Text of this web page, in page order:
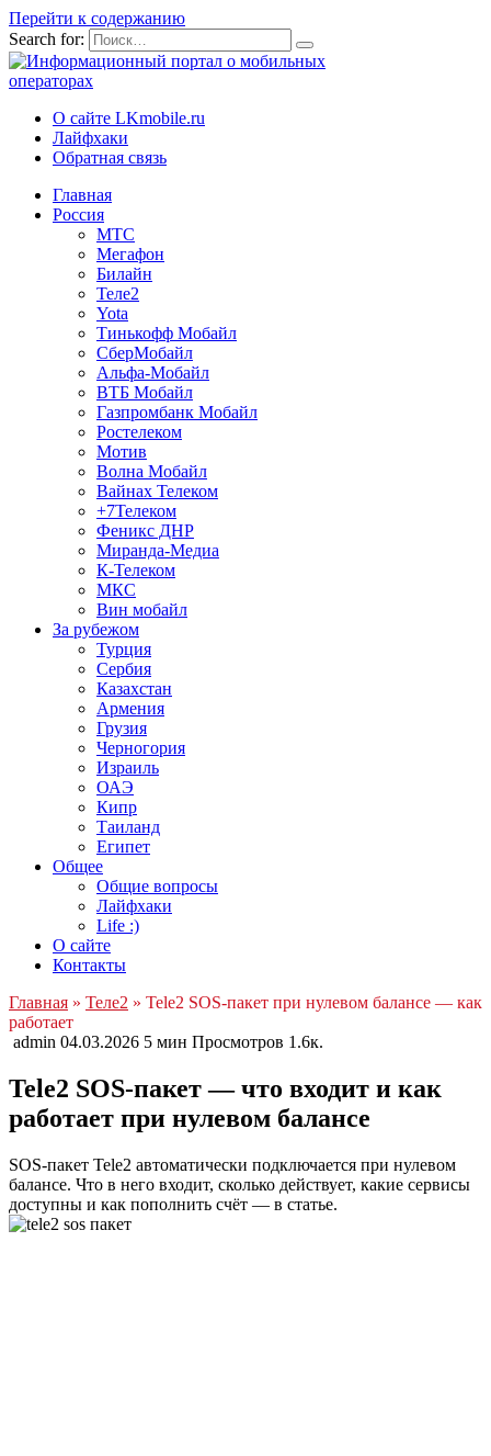
Перейти к содержанию
Search for:
О сайте LKmobile.ru
Лайфхаки
Обратная связь
Главная
Россия
МТС
Мегафон
Билайн
Теле2
Yota
Тинькофф Мобайл
СберМобайл
Альфа-Мобайл
ВТБ Мобайл
Газпромбанк Мобайл
Ростелеком
Мотив
Волна Мобайл
Вайнах Телеком
+7Телеком
Феникс ДНР
Миранда-Медиа
К-Телеком
МКС
Вин мобайл
За рубежом
Турция
Сербия
Казахстан
Армения
Грузия
Черногория
Израиль
ОАЭ
Кипр
Таиланд
Египет
Общее
Общие вопросы
Лайфхаки
Life :)
О сайте
Контакты
Главная » Теле2 » Tele2 SOS-пакет при нулевом балансе — как
работает
admin 04.03.2026 5 мин Просмотров 1.6к.
Tele2 SOS-пакет — что входит и как
работает при нулевом балансе
SOS-пакет Tele2 автоматически подключается при нулевом
балансе. Что в него входит, сколько действует, какие сервисы
доступны и как пополнить счёт — в статье.